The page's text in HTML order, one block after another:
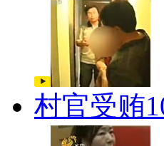
村官受贿